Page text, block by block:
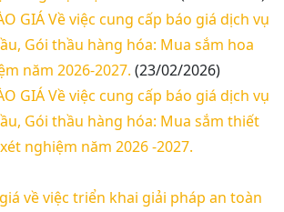
GIÁ Về việc cung cấp báo giá dịch vụ
Gói thầu hàng hóa: Mua sắm hoa
năm 2026-2027. (23/02/2026)
GIÁ Về việc cung cấp báo giá dịch vụ
Gói thầu hàng hóa: Mua sắm thiết
nghiệm năm 2026 -2027.
về việc triển khai giải pháp an toàn